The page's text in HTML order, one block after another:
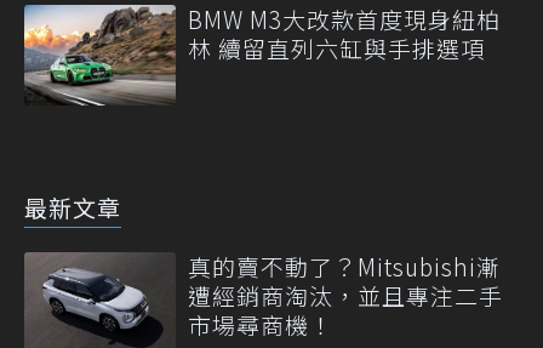
BMW M3大改款首度現身紐柏
林 續留直列六缸與手排選項
最新文章
真的賣不動了？Mitsubishi漸
遭經銷商淘汰，並且專注二手
市場尋商機！